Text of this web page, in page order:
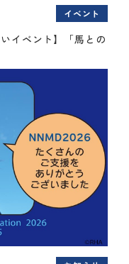
イベント
イベント】「馬との